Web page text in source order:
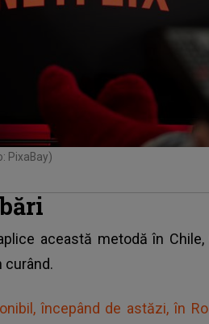
PixaBay)
această metodă în Chile,
curând.
începând de astăzi, în